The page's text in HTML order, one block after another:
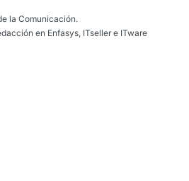
la Comunicación.
en Enfasys, ITseller e ITware